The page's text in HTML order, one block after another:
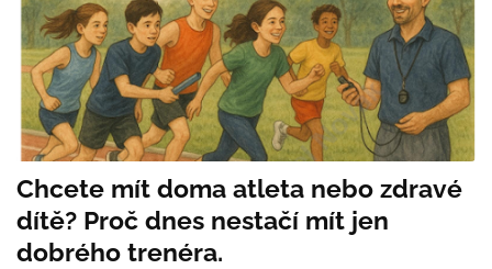
Chcete mít doma atleta nebo zdravé
dítě? Proč dnes nestačí mít jen
dobrého trenéra.